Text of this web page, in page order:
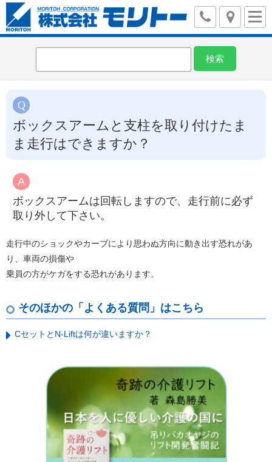
ボックスアームと支柱を取り付けたま
ま走行はできますか？
ボックスアームは回転しますので、走行前に必ず
取り外して下さい。
走行中のショックやカーブにより思わぬ方向に動き出す恐れがあ
り、車両の損傷や
乗員の方がケガをする恐れがあります。
そのほかの「よくある質問」はこちら
CセットとN-Liftは何が違いますか？